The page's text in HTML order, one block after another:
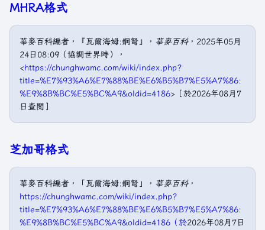
MHRA格式
華麥百科編者，『瓦爾海姆:鋼弩』， 華麥百科，2025年05月
24日08:09（協調世界時），
<https://chunghwamc.com/wiki/index.php?
title=%E7%93%A6%E7%88%BE%E6%B5%B7%E5%A7%86:
%E9%8B%BC%E5%BC%A9&oldid=4186>［於2026年08月7
日查閲］
芝加哥格式
華麥百科編者，「瓦爾海姆:鋼弩」， 華麥百科，
https://chunghwamc.com/wiki/index.php?
title=%E7%93%A6%E7%88%BE%E6%B5%B7%E5%A7%86:
%E9%8B%BC%E5%BC%A9&oldid=4186（於2026年08月7日